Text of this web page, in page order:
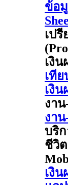
ข้อ
เป
เงิ
เที
เงิ
งา
งา
บริ
ชีวิ
เงิ